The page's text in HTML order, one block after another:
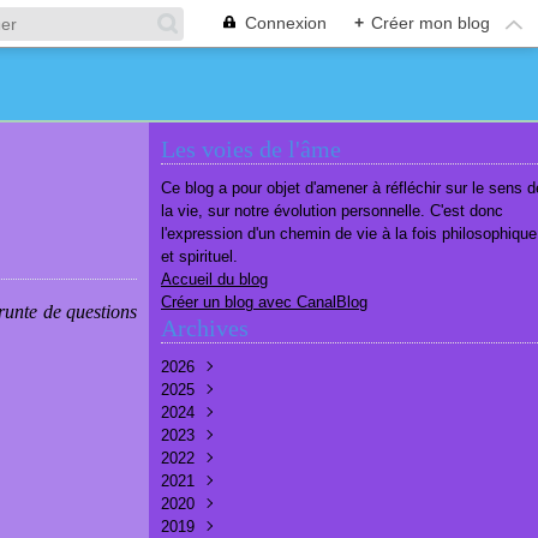
Connexion + Créer mon blog
de questions
Les voies de l'âme
Ce blog a pour objet d'amener à réfléchir sur le sens
la vie, sur notre évolution personnelle. C'est donc
l'expression d'un chemin de vie à la fois philosophique
et spirituel.
Accueil du blog
Créer un blog avec CanalBlog
Archives
2026
Août
Juillet
Juin
Mai(7)
Avril
Mars
Février
2025
Décembre
Novembre
Octobre
Septembre
Août
Juillet
2024
Décembre
Novembre
Octobre
Septembre
Août
2023
Décembre
Novembre
Octobre
Septembre
2022
Décembre
Septembre
Août
2021
Décembre
Novembre
2020
Décembre
2019